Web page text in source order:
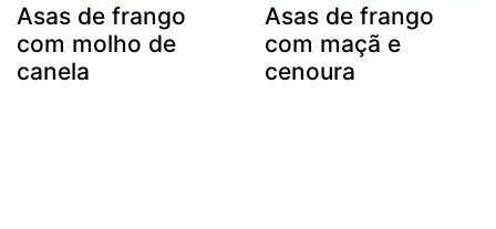
Asas de frango
com molho de
canela
Asas de frango
com maçã e
cenoura